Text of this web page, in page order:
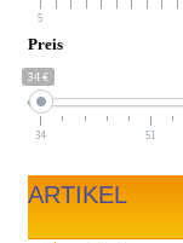
5
Preis
34 €
34 51
ARTIKEL